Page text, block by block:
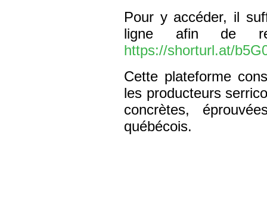
Pour y accéder, il
ligne afin de
https://shorturl.at/
Cette plateforme
les producteurs
concrètes,
québécois.